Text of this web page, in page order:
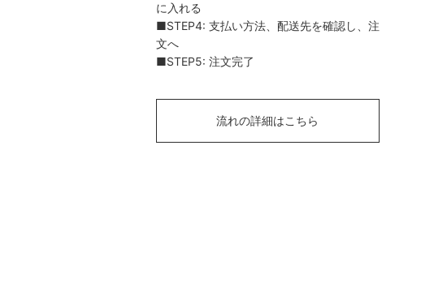
に入れる
■STEP4: 支払い方法、配送先を確認し、注
文へ
■STEP5: 注文完了
流れの詳細はこちら